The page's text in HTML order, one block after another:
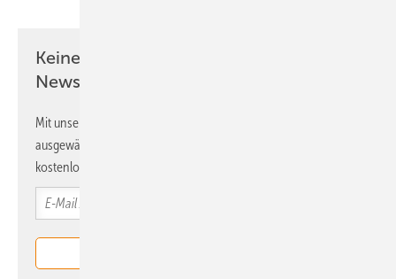
Keine Zeit? Kein Problem mit dem ERE
Newsletter!
Mit unserem Newsletter erhalten Sie regelmäßig von uns
ausgewählte Informationen und Neuigkeiten, gebündelt und
kostenlos direkt ins Postfach.